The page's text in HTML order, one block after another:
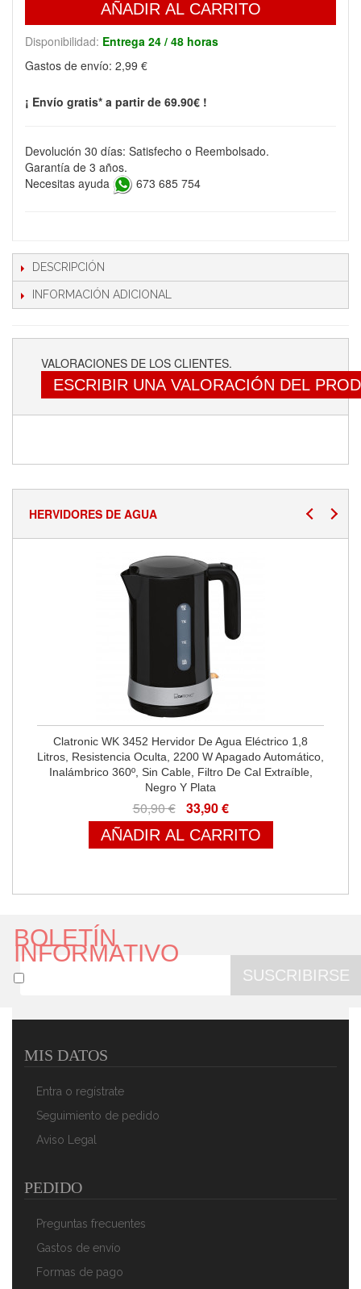
AÑADIR AL CARRITO
Disponibilidad: Entrega 24 / 48 horas
Gastos de envío: 2,99 €
¡ Envío gratis* a partir de 69.90€ !
Devolución 30 días: Satisfecho o Reembolsado.
Garantía de 3 años.
Necesitas ayuda
673 685 754
DESCRIPCIÓN
INFORMACIÓN ADICIONAL
VALORACIONES DE LOS CLIENTES.
ESCRIBIR UNA VALORACIÓN DEL
HERVIDORES DE AGUA
Clatronic WK 3452 Hervidor De Agua Eléctrico 1,8
Litros, Resistencia Oculta, 2200 W Apagado Automático,
Inalámbrico 360º, Sin Cable, Filtro De Cal Extraíble,
Negro Y Plata
50,90 € 33,90 €
AÑADIR AL CARRITO
50,90 €
BOLETÍN
INFORMATIVO
SUSCRIBIRSE
MIS DATOS
Entra o regístrate
Seguimiento de pedido
Aviso Legal
PEDIDO
Preguntas frecuentes
Gastos de envío
Formas de pago